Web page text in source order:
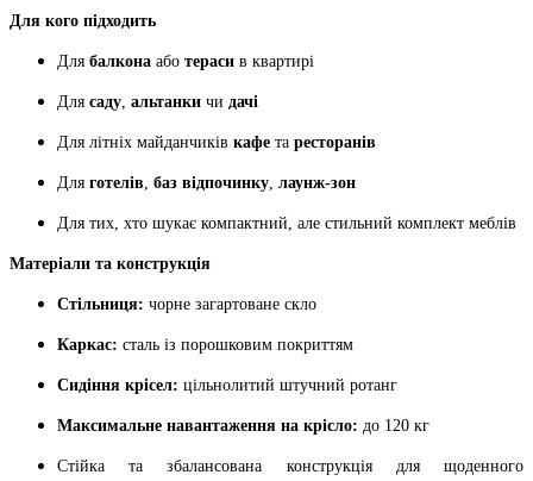
Для кого підходить
Для балкона або тераси в квартирі
Для саду альтанки чи дачі
Для літніх майданчиків кафе та ресторанів
Для готелів баз відпочинку лаунж-зон
Для тих, хто шукає компактний, але стильний комплект меблів
Матеріали та конструкція
Стільниця: чорне загартоване скло
Каркас: сталь із порошковим покриттям
Сидіння крісел: цільнолитий штучний ротанг
Максимальне навантаження на крісло: до 120 кг
Стійка та збалансована конструкція для щоденного